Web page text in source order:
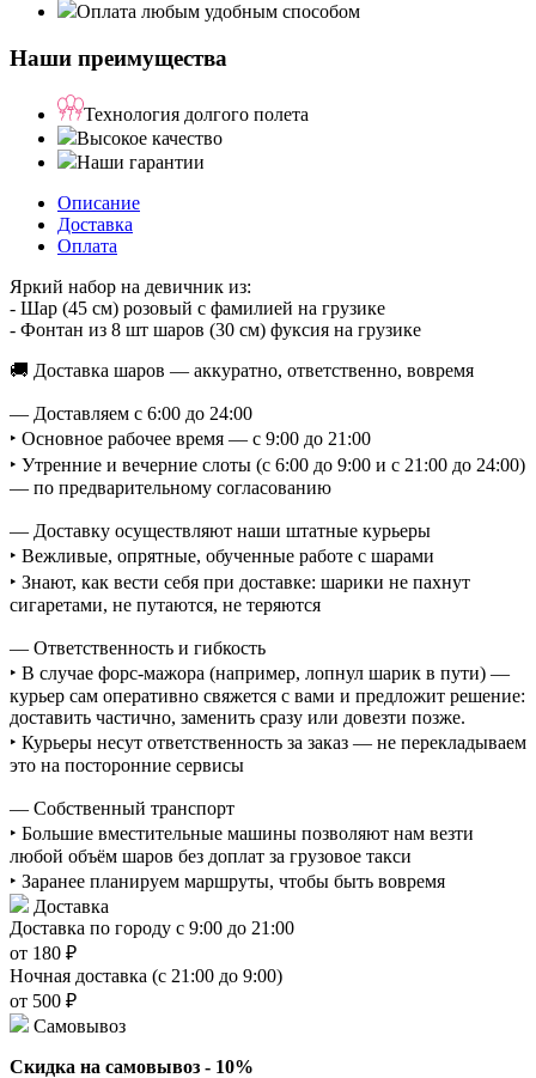
Оплата любым удобным способом
Наши преимущества
Технология долгого полета
Высокое качество
Наши гарантии
Описание
Доставка
Оплата
Яркий набор на девичник из:
- Шар (45 см) розовый с фамилией на грузике
- Фонтан из 8 шт шаров (30 см) фуксия на грузике
🚚 Доставка шаров — аккуратно, ответственно, вовремя
— Доставляем с 6:00 до 24:00
‣ Основное рабочее время — с 9:00 до 21:00
‣ Утренние и вечерние слоты (с 6:00 до 9:00 и с 21:00 до 24:00)
— по предварительному согласованию
— Доставку осуществляют наши штатные курьеры
‣ Вежливые, опрятные, обученные работе с шарами
‣ Знают, как вести себя при доставке: шарики не пахнут
сигаретами, не путаются, не теряются
— Ответственность и гибкость
‣ В случае форс-мажора (например, лопнул шарик в пути) —
курьер сам оперативно свяжется с вами и предложит решение:
доставить частично, заменить сразу или довезти позже.
‣ Курьеры несут ответственность за заказ — не перекладываем
это на посторонние сервисы
— Собственный транспорт
‣ Большие вместительные машины позволяют нам везти
любой объём шаров без доплат за грузовое такси
‣ Заранее планируем маршруты, чтобы быть вовремя
Доставка
Доставка по городу с 9:00 до 21:00
от 180 ₽
Ночная доставка (с 21:00 до 9:00)
от 500 ₽
Самовывоз
Скидка на самовывоз - 10%